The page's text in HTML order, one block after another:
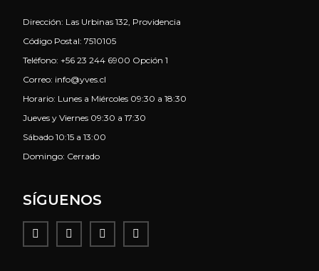
Dirección: Las Urbinas 132, Providencia
Código Postal: 7510105
Teléfono: +56 23 244 6900 Opción 1
Correo: info@yves.cl
Horario: Lunes a Miércoles 09:30 a 18:30
Jueves y Viernes 09:30 a 17:30
Sábado 10:15 a 13:00
Domingo: Cerrado
SÍGUENOS